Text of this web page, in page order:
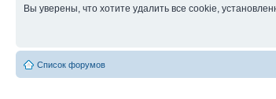
Вы уверены, что хотите удалить все cookie,
Список форумов